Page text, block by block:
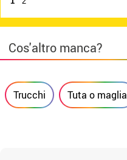
Cos'altro manca?
Trucchi Tuta o maglia